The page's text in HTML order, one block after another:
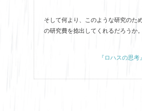
そして何より、このような研究のた
の研究費を捻出してくれるだろうか。
『ロハスの思